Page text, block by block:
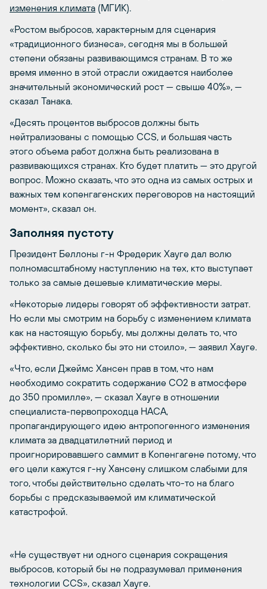
изменения климата (МГИК).
«Ростом выбросов, характерным для сценария
«традиционного бизнеса», сегодня мы в большей
степени обязаны развивающимся странам. В то же
время именно в этой отрасли ожидается наиболее
значительный экономический рост — свыше 40%», —
сказал Танака.
«Десять процентов выбросов должны быть
нейтрализованы с помощью CCS, и большая часть
этого объема работ должна быть реализована в
развивающихся странах. Кто будет платить — это другой
вопрос. Можно сказать, что это одна из самых острых и
важных тем копенгагенских переговоров на настоящий
момент», сказал он.
Заполняя пустоту
Президент Беллоны г-н Фредерик Хауге дал волю
полномасштабному наступлению на тех, кто выступает
только за самые дешевые климатические меры.
«Некоторые лидеры говорят об эффективности затрат.
Но если мы смотрим на борьбу с изменением климата
как на настоящую борьбу, мы должны делать то, что
эффективно, сколько бы это ни стоило», — заявил Хауге.
«Что, если Джеймс Хансен прав в том, что нам
необходимо сократить содержание CO2 в атмосфере
до 350 промилле», — сказал Хауге в отношении
специалиста-первопроходца НАСА,
пропагандирующего идею антропогенного изменения
климата за двадцатилетний период и
проигнорировавшего саммит в Копенгагене потому, что
его цели кажутся г-ну Хансену слишком слабыми для
того, чтобы действительно сделать что-то на благо
борьбы с предсказываемой им климатической
катастрофой.
«Не существует ни одного сценария сокращения
выбросов, который бы не подразумевал применения
технологии CCS», сказал Хауге.